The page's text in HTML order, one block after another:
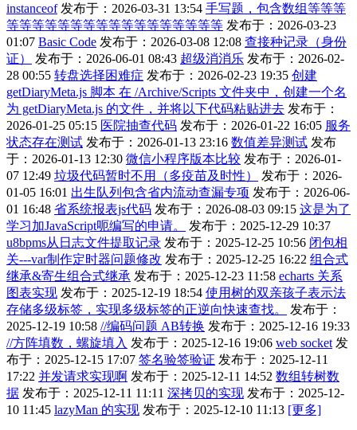
instanceof 发布于：2026-03-31 13:54 手写题，包含数组等等等
等等等等等等等等等等等等等等等等等 发布于：2026-03-23
01:07 Basic Code 发布于：2026-03-08 12:08 查接种记录（身份
证）
发布于：2026-06-01 08:43 超级消消乐 发布于：2026-02-
28 00:55 转盘选择困难症 发布于：2026-02-23 19:35 创建
getDiaryMeta.js 脚本 在 /Archive/Scripts 文件夹中，创建一个名
为 getDiaryMeta.js 的文件，并将以下代码粘贴进去 发布于：
2026-01-25 05:15 医院抽查代码 发布于：2026-01-22 16:05 服务
状态存在测试 发布于：2026-01-13 23:16 数值差异测试 发布
于：2026-01-13 12:30 微信小程序版本比较 发布于：2026-01-
07 12:49 垃圾代码暂时不用（多疫苗及时性）
发布于：2026-
01-05 16:01 出生队列包含省内流动查漏专项 发布于：2026-06-
01 16:48 省系统报表js代码 发布于：2026-08-03 09:15 这是为了
学习加JavaScript呃编写的申请。
发布于：2025-12-29 10:37
u8bpms从日志文件提取记录 发布于：2025-12-25 10:56 闭包相
关---var制作定时器问题修改 发布于：2025-12-25 16:22 组合式
继承&寄生组合式继承 发布于：2025-12-23 11:58 echarts 关系
图表实现 发布于：2025-12-19 18:54 使用树的双亲孩子表示法
存储多级标签，实现多级标签的正逆向快速查找。
发布于：
2025-12-19 10:58 //编码问题 AB转换 发布于：2025-12-16 19:33
//方阵填数，螺旋填入 发布于：2025-12-16 19:06 web socket 发
布于：2025-12-15 17:07 签名验签验证 发布于：2025-12-11
17:22 并发请求实现啊 发布于：2025-12-11 14:52 数组转树数
据 发布于：2025-12-11 11:11 深拷贝的实现 发布于：2025-12-
10 11:45 lazyMan 的实现 发布于：2025-12-10 11:13 [更多]